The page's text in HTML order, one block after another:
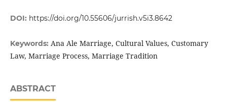
DOI: https://doi.org/10.55606/jurrish.v5i3.8642
Keywords: Ana Ale Marriage, Cultural Values, Customary
Law, Marriage Process, Marriage Tradition
ABSTRACT